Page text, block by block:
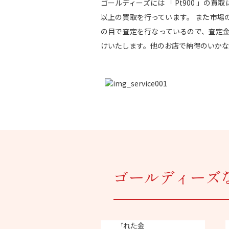
ゴールディーズには 「 Pt900 」の買
以上の買取を行っています。 また市
の目で査定を行なっているので、査定
けいたします。他のお店で納得のいか
ゴールディーズ